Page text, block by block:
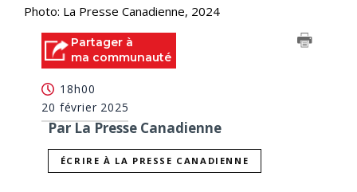
Photo: La Presse Canadienne, 2024
Partager à
ma communauté
18h00
20 février 2025
Par La Presse Canadienne
ÉCRIRE À LA PRESSE CANADIENNE